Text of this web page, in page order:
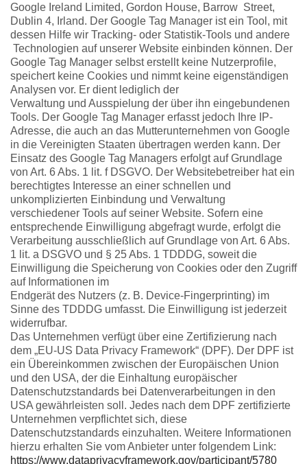
Google Ireland Limited, Gordon House, Barrow Street,
Dublin 4, Irland. Der Google Tag Manager ist ein Tool, mit
dessen Hilfe wir Tracking- oder Statistik-Tools und andere
Technologien auf unserer Website einbinden können. Der
Google Tag Manager selbst erstellt keine Nutzerprofile,
speichert keine Cookies und nimmt keine eigenständigen
Analysen vor. Er dient lediglich der
Verwaltung und Ausspielung der über ihn eingebundenen
Tools. Der Google Tag Manager erfasst jedoch Ihre IP-
Adresse, die auch an das Mutterunternehmen von Google
in die Vereinigten Staaten übertragen werden kann. Der
Einsatz des Google Tag Managers erfolgt auf Grundlage
von Art. 6 Abs. 1 lit. f DSGVO. Der Websitebetreiber hat ein
berechtigtes Interesse an einer schnellen und
unkomplizierten Einbindung und Verwaltung
verschiedener Tools auf seiner Website. Sofern eine
entsprechende Einwilligung abgefragt wurde, erfolgt die
Verarbeitung ausschließlich auf Grundlage von Art. 6 Abs.
1 lit. a DSGVO und § 25 Abs. 1 TDDDG, soweit die
Einwilligung die Speicherung von Cookies oder den Zugriff
auf Informationen im
Endgerät des Nutzers (z. B. Device-Fingerprinting) im
Sinne des TDDDG umfasst. Die Einwilligung ist jederzeit
widerrufbar.
Das Unternehmen verfügt über eine Zertifizierung nach
dem „EU-US Data Privacy Framework“ (DPF). Der DPF ist
ein Übereinkommen zwischen der Europäischen Union
und den USA, der die Einhaltung europäischer
Datenschutzstandards bei Datenverarbeitungen in den
USA gewährleisten soll. Jedes nach dem DPF zertifizierte
Unternehmen verpflichtet sich, diese
Datenschutzstandards einzuhalten. Weitere Informationen
hierzu erhalten Sie vom Anbieter unter folgendem Link:
https://www.dataprivacyframework.gov/participant/5780